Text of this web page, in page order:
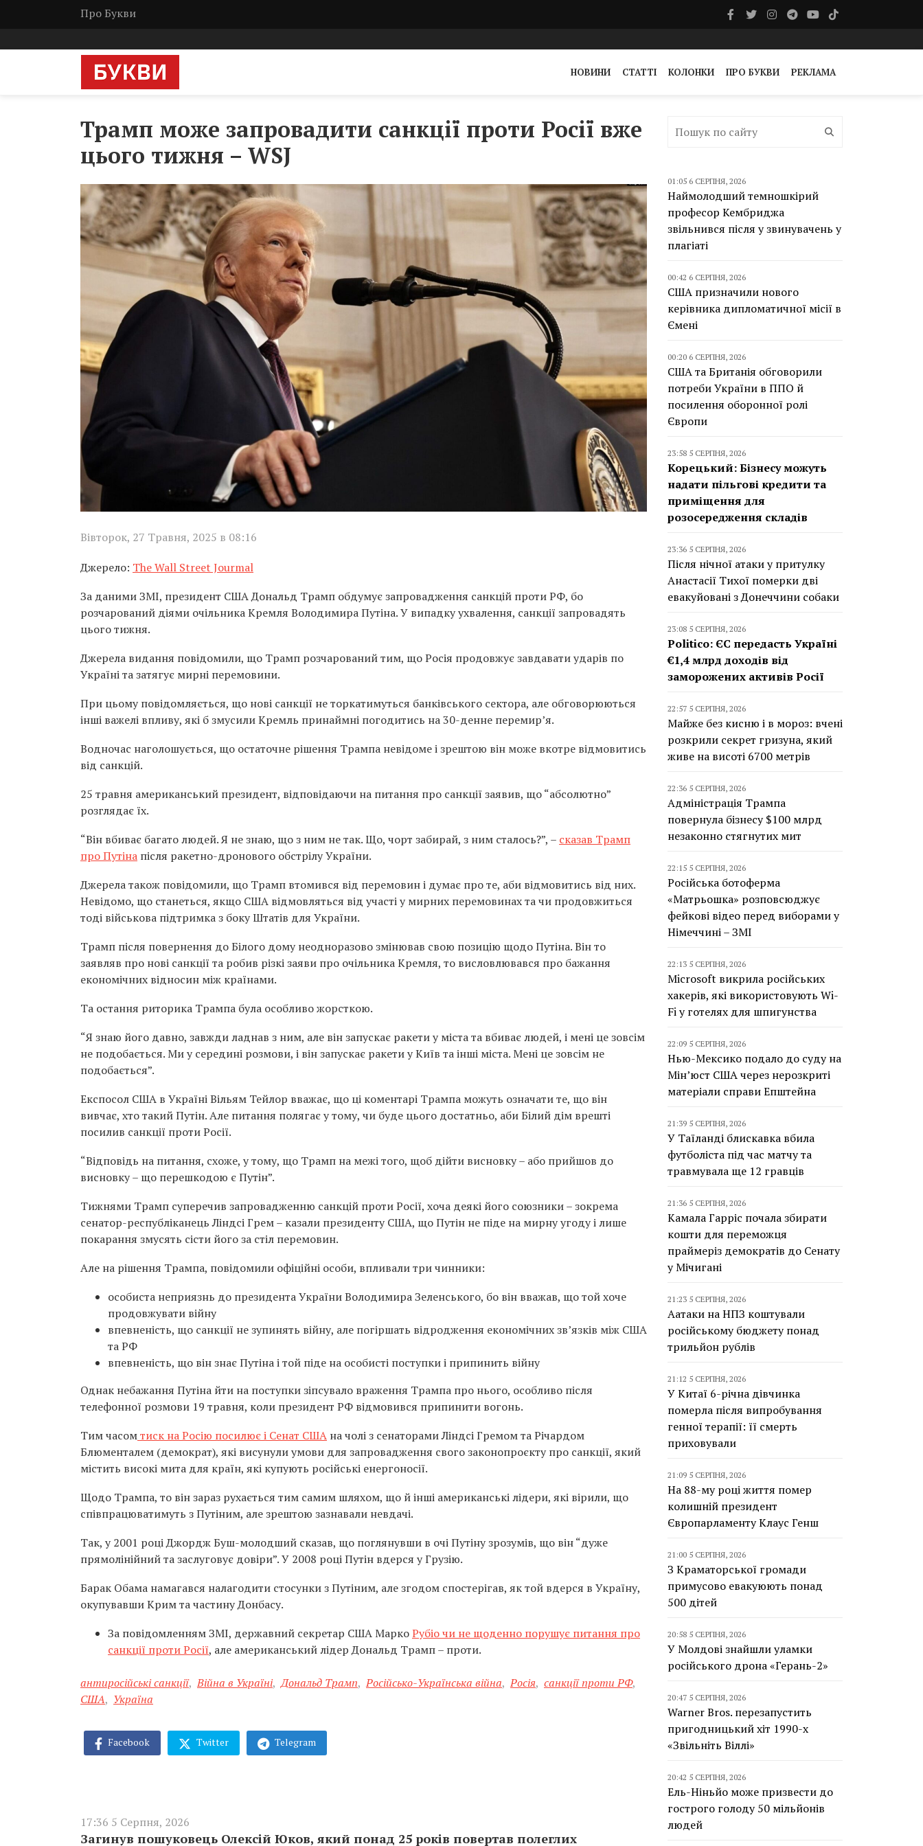
Про Букви
НОВИНИ СТАТТІ КОЛОНКИ ПРО БУКВИ РЕКЛАМА
Трамп може запровадити санкції проти Росії вже
цього тижня – WSJ
Вівторок, 27 Травня, 2025 в 08:16
Джерело: The Wall Street Jourmal
За даними ЗМІ, президент США Дональд Трамп обдумує запровадження санкцій проти РФ, бо
розчарований діями очільника Кремля Володимира Путіна. У випадку ухвалення, санкції запровадять
цього тижня.
Джерела видання повідомили, що Трамп розчарований тим, що Росія продовжує завдавати ударів по
Україні та затягує мирні перемовини.
При цьому повідомляється, що нові санкції не торкатимуться банківського сектора, але обговорюються
інші важелі впливу, які б змусили Кремль принаймні погодитись на 30-денне перемир’я.
Водночас наголошується, що остаточне рішення Трампа невідоме і зрештою він може вкотре відмовитись
від санкцій.
25 травня американський президент, відповідаючи на питання про санкції заявив, що “абсолютно”
розглядає їх.
“Він вбиває багато людей. Я не знаю, що з ним не так. Що, чорт забирай, з ним сталось?”, – сказав Трамп
про Путіна після ракетно-дронового обстрілу України.
Джерела також повідомили, що Трамп втомився від перемовин і думає про те, аби відмовитись від них.
Невідомо, що станеться, якщо США відмовляться від участі у мирних перемовинах та чи продовжиться
тоді військова підтримка з боку Штатів для України.
Трамп після повернення до Білого дому неодноразово змінював свою позицію щодо Путіна. Він то
заявляв про нові санкції та робив різкі заяви про очільника Кремля, то висловлювався про бажання
економічних відносин між країнами.
Та остання риторика Трампа була особливо жорсткою.
“Я знаю його давно, завжди ладнав з ним, але він запускає ракети у міста та вбиває людей, і мені це зовсім
не подобається. Ми у середині розмови, і він запускає ракети у Київ та інші міста. Мені це зовсім не
подобається”.
Експосол США в Україні Вільям Тейлор вважає, що ці коментарі Трампа можуть означати те, що він
вивчає, хто такий Путін. Але питання полягає у тому, чи буде цього достатньо, аби Білий дім врешті
посилив санкції проти Росії.
“Відповідь на питання, схоже, у тому, що Трамп на межі того, щоб дійти висновку – або прийшов до
висновку – що перешкодою є Путін”.
Тижнями Трамп суперечив запровадженню санкцій проти Росії, хоча деякі його союзники – зокрема
сенатор-республіканець Ліндсі Грем – казали президенту США, що Путін не піде на мирну угоду і лише
покарання змусять сісти його за стіл перемовин.
Але на рішення Трампа, повідомили офіційні особи, впливали три чинники:
особиста неприязнь до президента України Володимира Зеленського, бо він вважав, що той хоче
продовжувати війну
впевненість, що санкції не зупинять війну, але погіршать відродження економічних зв’язків між США
та РФ
впевненість, що він знає Путіна і той піде на особисті поступки і припинить війну
Однак небажання Путіна йти на поступки зіпсувало враження Трампа про нього, особливо після
телефонної розмови 19 травня, коли президент РФ відмовився припинити вогонь.
Тим часомтиск на Росію посилює і Сенат США на чолі з сенаторами Ліндсі Гремом та Річардом
Блюменталем (демократ), які висунули умови для запровадження свого законопроєкту про санкції, який
містить високі мита для країн, які купують російські енергоносії.
Щодо Трампа, то він зараз рухається тим самим шляхом, що й інші американські лідери, які вірили, що
співпрацюватимуть з Путіним, але зрештою зазнавали невдачі.
Так, у 2001 році Джордж Буш-молодший сказав, що поглянувши в очі Путіну зрозумів, що він “дуже
прямолінійний та заслуговує довіри”. У 2008 році Путін вдерся у Грузію.
Барак Обама намагався налагодити стосунки з Путіним, але згодом спостерігав, як той вдерся в Україну,
окупувавши Крим та частину Донбасу.
За повідомленням ЗМІ, державний секретар США МаркоРубіо чи не щоденно порушує питання про
санкції проти Росії, але американський лідер Дональд Трамп – проти.
антиросійські санкції, Війна в Україні, Дональд Трамп, Російсько-Українська війна, Росія, санкції проти РФ,
США, Україна
Facebook Twitter Telegram
17:36 5 Серпня, 2026
Загинув пошуковець Олексій Юков, який понад 25 років повертав полеглих
01:05 6 СЕРПНЯ, 2026
Наймолодший темношкірий
професор Кембриджа
звільнився після у звинувачень у
плагіаті
00:42 6 СЕРПНЯ, 2026
США призначили нового
керівника дипломатичної місії в
Ємені
00:20 6 СЕРПНЯ, 2026
США та Британія обговорили
потреби України в ППО й
посилення оборонної ролі
Європи
23:58 5 СЕРПНЯ, 2026
Корецький: Бізнесу можуть
надати пільгові кредити та
приміщення для
розосередження складів
23:36 5 СЕРПНЯ, 2026
Після нічної атаки у притулку
Анастасії Тихої померки дві
евакуйовані з Донеччини собаки
23:08 5 СЕРПНЯ, 2026
Politico: ЄС передасть Україні
€1,4 млрд доходів від
заморожених активів Росії
22:57 5 СЕРПНЯ, 2026
Майже без кисню і в мороз: вчені
розкрили секрет гризуна, який
живе на висоті 6700 метрів
22:36 5 СЕРПНЯ, 2026
Адміністрація Трампа
повернула бізнесу $100 млрд
незаконно стягнутих мит
22:15 5 СЕРПНЯ, 2026
Російська ботоферма
«Матрьошка» розповсюджує
фейкові відео перед виборами у
Німеччині – ЗМІ
22:13 5 СЕРПНЯ, 2026
Microsoft викрила російських
хакерів, які використовують Wi-
Fi у готелях для шпигунства
22:09 5 СЕРПНЯ, 2026
Нью-Мексико подало до суду на
Мін’юст США через нерозкриті
матеріали справи Епштейна
21:39 5 СЕРПНЯ, 2026
У Таїланді блискавка вбила
футболіста під час матчу та
травмувала ще 12 гравців
21:36 5 СЕРПНЯ, 2026
Камала Гарріс почала збирати
кошти для переможця
праймеріз демократів до Сенату
у Мічигані
21:23 5 СЕРПНЯ, 2026
Аатаки на НПЗ коштували
російському бюджету понад
трильйон рублів
21:12 5 СЕРПНЯ, 2026
У Китаї 6-річна дівчинка
померла після випробування
генної терапії: її смерть
приховували
21:09 5 СЕРПНЯ, 2026
На 88-му році життя помер
колишній президент
Європарламенту Клаус Генш
21:00 5 СЕРПНЯ, 2026
З Краматорської громади
примусово евакуюють понад
500 дітей
20:58 5 СЕРПНЯ, 2026
У Молдові знайшли уламки
російського дрона «Герань-2»
20:47 5 СЕРПНЯ, 2026
Warner Bros. перезапустить
пригодницький хіт 1990-х
«Звільніть Віллі»
20:42 5 СЕРПНЯ, 2026
Ель-Ніньйо може призвести до
гострого голоду 50 мільйонів
людей